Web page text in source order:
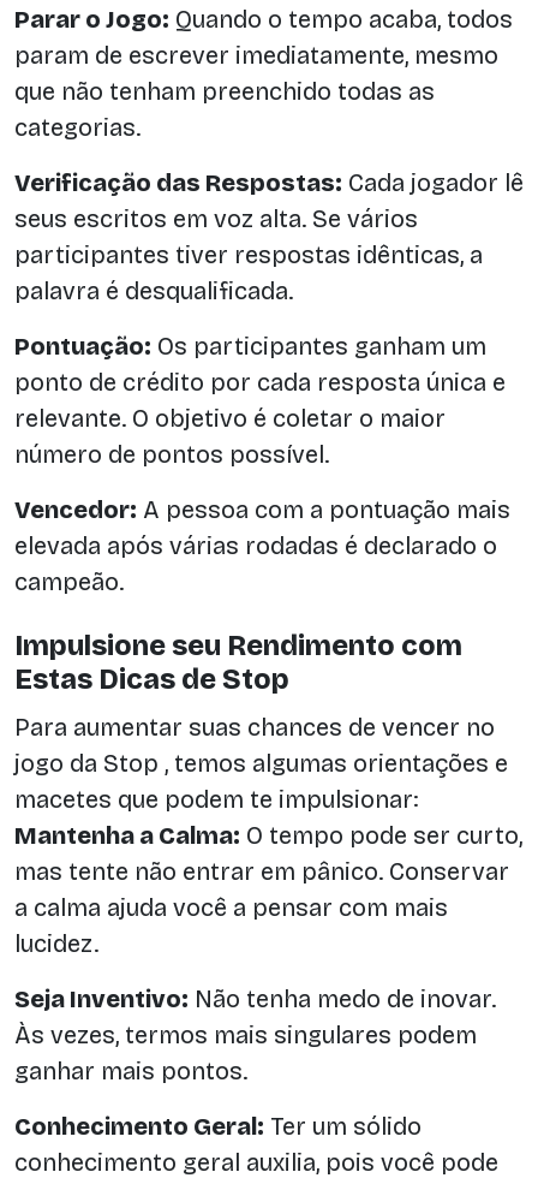
Parar o Jogo: Quando o tempo acaba, todos
param de escrever imediatamente, mesmo
que não tenham preenchido todas as
categorias.
Verificação das Respostas: Cada jogador lê
seus escritos em voz alta. Se vários
participantes tiver respostas idênticas, a
palavra é desqualificada.
Pontuação: Os participantes ganham um
ponto de crédito por cada resposta única e
relevante. O objetivo é coletar o maior
número de pontos possível.
Vencedor: A pessoa com a pontuação mais
elevada após várias rodadas é declarado o
campeão.
Impulsione seu Rendimento com
Estas Dicas de Stop
Para aumentar suas chances de vencer no
jogo da Stop , temos algumas orientações e
macetes que podem te impulsionar:
Mantenha a Calma: O tempo pode ser curto,
mas tente não entrar em pânico. Conservar
a calma ajuda você a pensar com mais
lucidez.
Seja Inventivo: Não tenha medo de inovar.
Às vezes, termos mais singulares podem
ganhar mais pontos.
Conhecimento Geral: Ter um sólido
conhecimento geral auxilia, pois você pode